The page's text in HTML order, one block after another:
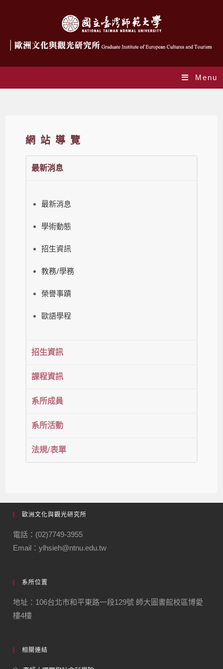
Menu
網站導覽
最新消息
最新消息
學術動態
招生資訊
教務/學務
榮譽事蹟
歐語學程
招生資訊
課程資訊
系所成員
系所活動
法規/表單
歐洲文化與觀光研究所
電話：(02)7749-3955
Email：ylhsieh@ntnu.edu.tw
系所位置
地址：106台北市和平東路一段129號 師大圖書館校區博愛
樓4樓
相關連結